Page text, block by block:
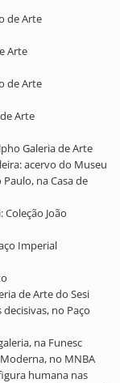
de Arte
Arte
de Arte
Arte
Galeria de Arte
acervo do Museu
na Casa de
Coleção João
Imperial
de Arte do Sesi
decisivas, no Paço
na Funesc
Moderna, no MNBA
humana nas